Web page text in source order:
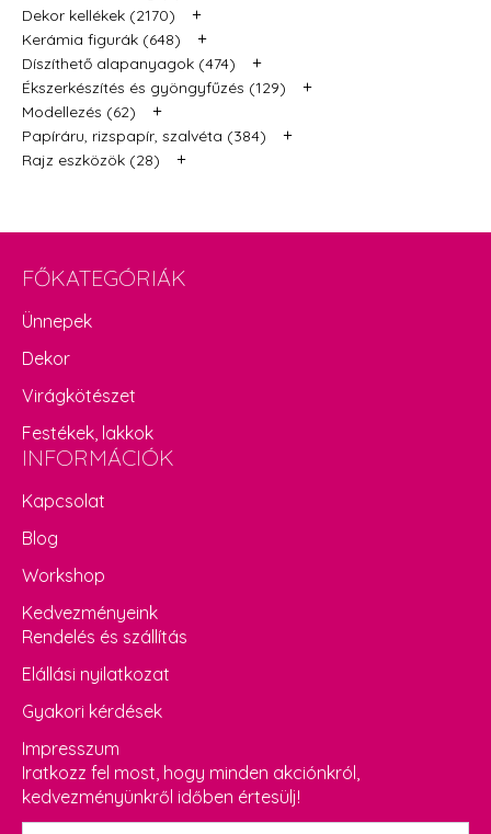
Dekor kellékek (2170)
+
Kerámia figurák (648) +
Díszíthető alapanyagok (474) +
Ékszerkészítés és gyöngyfűzés (129) +
Modellezés (62) +
Papíráru, rizspapír, szalvéta (384) +
Rajz eszközök (28) +
FŐKATEGÓRIÁK
Ünnepek
Dekor
Virágkötészet
Festékek, lakkok
INFORMÁCIÓK
Kapcsolat
Blog
Workshop
Kedvezményeink
Rendelés és szállítás
Elállási nyilatkozat
Gyakori kérdések
Impresszum
Iratkozz fel most, hogy minden akciónkról,
kedvezményünkről időben értesülj!